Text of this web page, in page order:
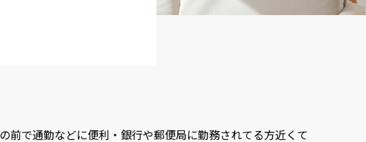
前で通勤などに便利・銀行や郵便局に勤務されてる方近くて